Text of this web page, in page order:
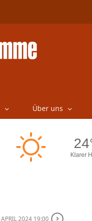
Über uns
2024 19:00